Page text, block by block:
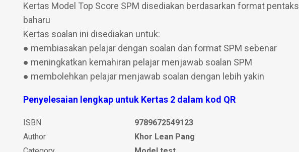
Kertas Model Top Score SPM disediakan berdasarkan format
baharu
Kertas soalan ini disediakan untuk:
● membiasakan pelajar dengan soalan dan format SPM sebenar
● meningkatkan kemahiran pelajar menjawab soalan SPM
● membolehkan pelajar menjawab soalan dengan lebih yakin
Penyelesaian lengkap untuk Kertas 2 dalam kod QR
ISBN
9789672549123
Author
Khor Lean Pang